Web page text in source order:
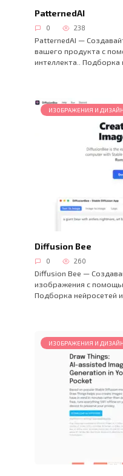
PatternedAI
0 238
PatternedAI —
вашего продукта с
интеллекта.. Подборка
ИЗОБРАЖЕНИЯ И ДИЗАЙН
Diffusion Bee
0 260
Diffusion Bee —
изображения с
Подборка нейросетей
ИЗОБРАЖЕНИЯ И ДИЗАЙН